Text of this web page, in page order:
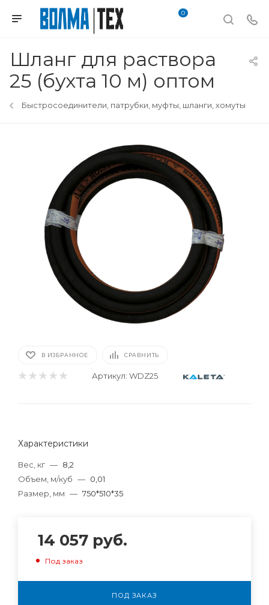
0
Шланг для раствора
25 (бухта 10 м) оптом
Быстросоединители, патрубки, муфты, шланги, хомуты
В ИЗБРАННОЕ СРАВНИТЬ
Артикул: WDZ25
Характеристики
Вес, кг — 8,2
Объем, м/куб — 0,01
Размер, мм — 750*510*35
14 057 руб.
Под заказ
ПОД ЗАКАЗ